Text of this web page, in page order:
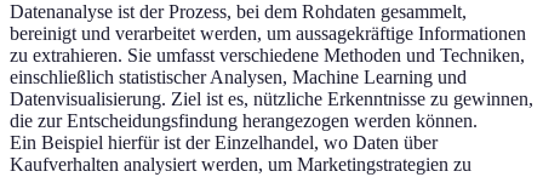
Datenanalyse ist der Prozess, bei dem Rohdaten gesammelt,
bereinigt und verarbeitet werden, um aussagekräftige Informationen
zu extrahieren. Sie umfasst verschiedene Methoden und Techniken,
einschließlich statistischer Analysen, Machine Learning und
Datenvisualisierung. Ziel ist es, nützliche Erkenntnisse zu gewinnen,
die zur Entscheidungsfindung herangezogen werden können.
Ein Beispiel hierfür ist der Einzelhandel, wo Daten über
Kaufverhalten analysiert werden, um Marketingstrategien zu